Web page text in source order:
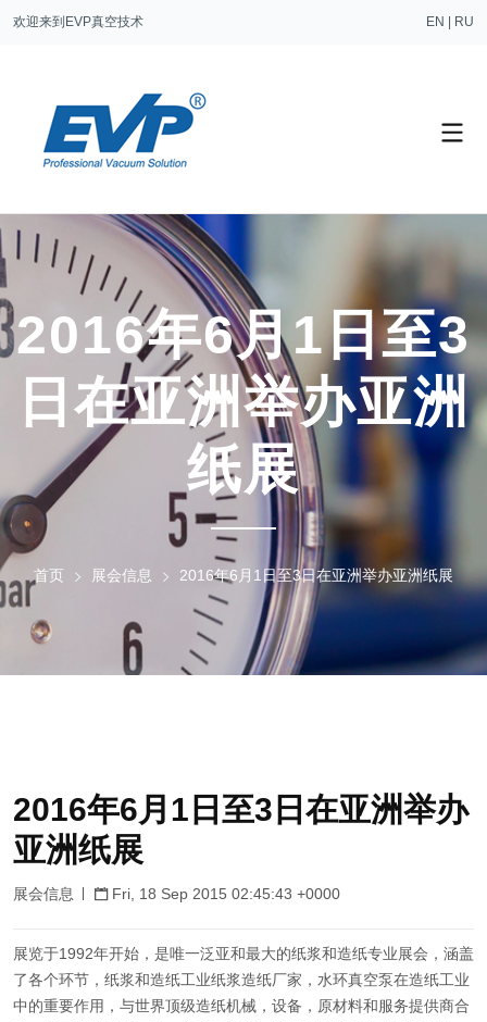
欢迎来到EVP真空技术 EN RU
2016年6月1日至3
日在亚洲举办亚洲
纸展
首页 展会信息 2016年6月1日至3日在亚洲举办亚洲纸展
2016年6月1日至3日在亚洲举办
亚洲纸展
展会信息 Fri, 18 Sep 2015 02:45:43 +0000
展览于1992年开始，是唯一泛亚和最大的纸浆和造纸专业展会，涵盖
了各个环节，纸浆和造纸工业纸浆造纸厂家，水环真空泵在造纸工业
中的重要作用，与世界顶级造纸机械，设备，原材料和服务提供商合